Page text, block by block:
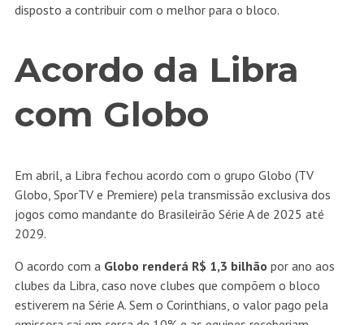
disposto a contribuir com o melhor para o bloco.
Acordo da Libra
com Globo
Em abril, a Libra fechou acordo com o grupo Globo (TV
Globo, SporTV e Premiere) pela transmissão exclusiva dos
jogos como mandante do Brasileirão Série A de 2025 até
2029.
O acordo com a Globo renderá R$ 1,3 bilhão por ano aos
clubes da Libra, caso nove clubes que compõem o bloco
estiverem na Série A. Sem o Corinthians, o valor pago pela